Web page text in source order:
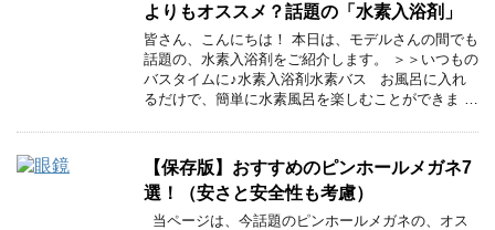
よりもオススメ？話題の「水素入浴剤」
皆さん、こんにちは！ 本日は、モデルさんの間でも
話題の、水素入浴剤をご紹介します。 ＞＞いつもの
バスタイムに♪水素入浴剤水素バス お風呂に入れ
るだけで、簡単に水素風呂を楽しむことができま …
【保存版】おすすめのピンホールメガネ7
選！（安さと安全性も考慮）
当ページは、今話題のピンホールメガネの、オス